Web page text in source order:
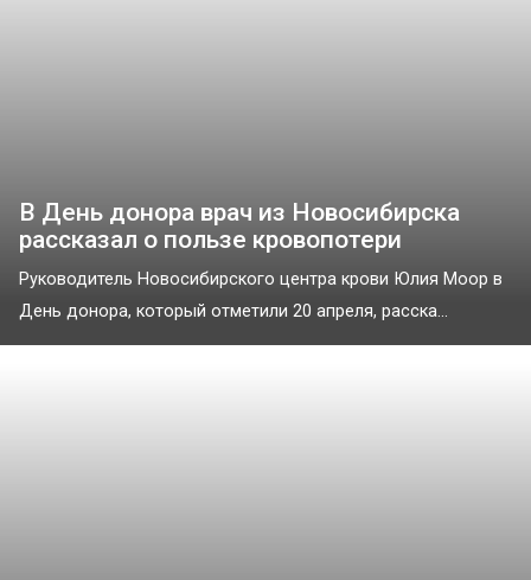
В День донора врач из Новосибирска
рассказал о пользе кровопотери
Руководитель Новосибирского центра крови Юлия Моор в
День донора, который отметили 20 апреля, расска...